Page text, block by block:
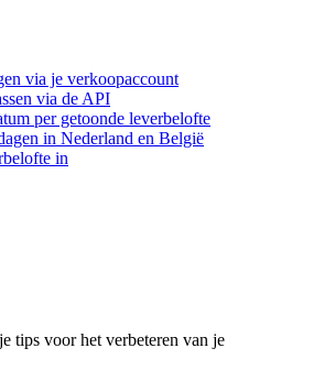
via je verkoopaccount
via de API
per getoonde leverbelofte
in Nederland en België
in
tips voor het verbeteren van je